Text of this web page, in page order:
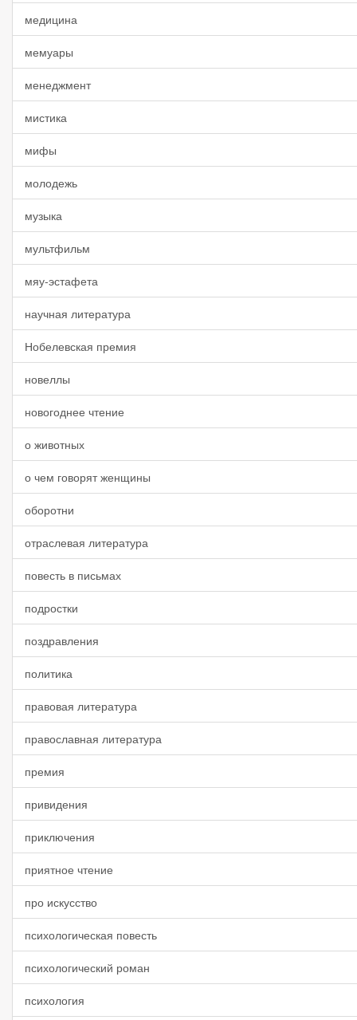
медицина
мемуары
менеджмент
мистика
мифы
молодежь
музыка
мультфильм
мяу-эстафета
научная литература
Нобелевская премия
новеллы
новогоднее чтение
о животных
о чем говорят женщины
оборотни
отраслевая литература
повесть в письмах
подростки
поздравления
политика
правовая литература
православная литература
премия
привидения
приключения
приятное чтение
про искусство
психологическая повесть
психологический роман
психология